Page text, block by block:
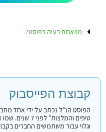
מצאתם בעיה בפוסט?
קבוצת הפייסבוק
הפוסט הנ"ל נכתב על ידי אחד
טיפים
וגלוי עבור משתמשים החברים